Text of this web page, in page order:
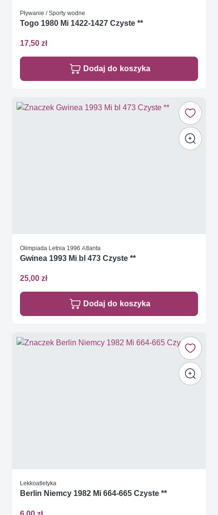
Pływanie / Sporty wodne
Togo 1980 Mi 1422-1427 Czyste **
17,50 zł
Dodaj do koszyka
Olimpiada Letnia 1996 Atlanta
Gwinea 1993 Mi bl 473 Czyste **
25,00 zł
Dodaj do koszyka
Lekkoatletyka
Berlin Niemcy 1982 Mi 664-665 Czyste **